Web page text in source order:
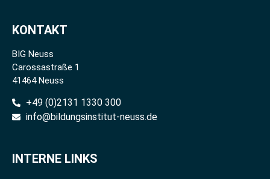
KONTAKT
BIG Neuss
Carossastraße 1
41464 Neuss
+49 (0)2131 1330 300
info@bildungsinstitut-neuss.de
INTERNE LINKS